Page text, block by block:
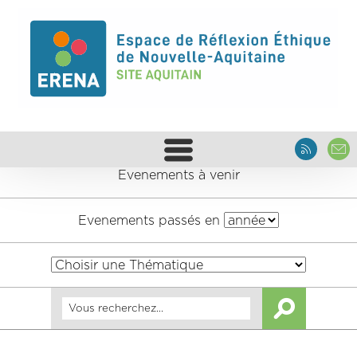
Evenements à venir
Evenements passés en